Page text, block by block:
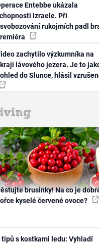
Entebbe ukázala
Izraele. Při
rukojmích padl
zachytilo výzkumníka na
lávového jezera. Je to
do Slunce, hlásil
brusinky! Na co je
kyselé červené ovoce?
tipů s kostkami ledu: Vyhladí